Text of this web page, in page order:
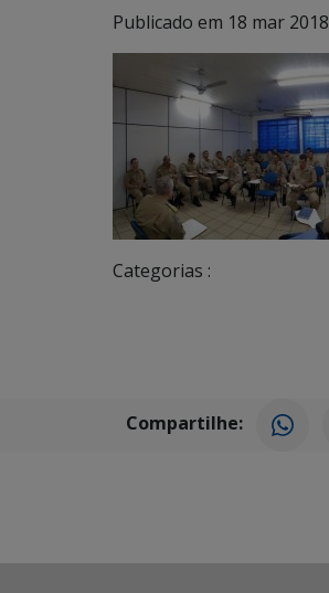
Publicado em 18 mar 2018
Categorias :
Compartilhe: